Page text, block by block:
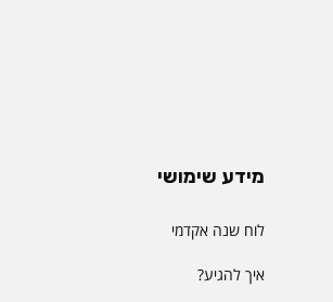
מידע שימושי
לוח שנה אקדמי
איך להגיע?